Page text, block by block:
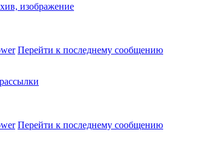
изображение
Перейти к последнему сообщению
Перейти к последнему сообщению